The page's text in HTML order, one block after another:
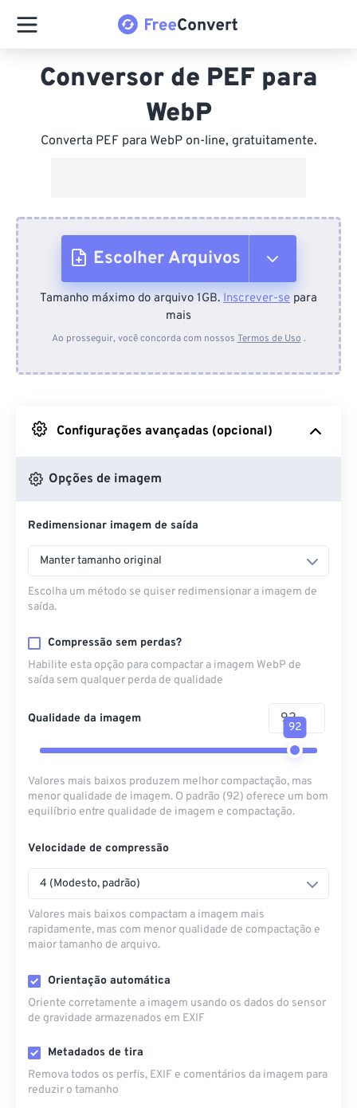
Conversor de PEF para
WebP
Converta PEF para WebP on-line, gratuitamente.
Escolher Arquivos
Do dispositivo
Do Google Drive
Do OneDrive
Da URL
Tamanho máximo do arquivo 1GB. Inscrever-se para
mais
Ao prosseguir, você concorda com nossos Termos de Uso .
Configurações avançadas (opcional)
Opções de imagem
Redimensionar imagem de saída
Manter tamanho original
Escolha um método se quiser redimensionar a imagem de
saída.
Compressão sem perdas?
Habilite esta opção para compactar a imagem WebP de
saída sem qualquer perda de qualidade
Qualidade da imagem
92
Valores mais baixos produzem melhor compactação, mas
menor qualidade de imagem. O padrão (92) oferece um bom
equilíbrio entre qualidade de imagem e compactação.
Velocidade de compressão
4 (Modesto, padrão)
Valores mais baixos compactam a imagem mais
rapidamente, mas com menor qualidade de compactação e
maior tamanho de arquivo.
Orientação automática
Oriente corretamente a imagem usando os dados do sensor
de gravidade armazenados em EXIF
Metadados de tira
Remova todos os perfis, EXIF ​​e comentários da imagem para
reduzir o tamanho